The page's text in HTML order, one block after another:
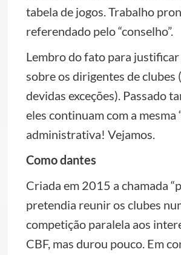
tabela de jogos. Trabalho
referendado pelo “conselho”.
Lembro do fato para justificar
sobre os dirigentes de clubes
devidas exceções). Passado
eles continuam com a mesma
administrativa! Vejamos.
Como dantes
Criada em 2015 a chamada
pretendia reunir os clubes
competição paralela aos
CBF, mas durou pouco. Em